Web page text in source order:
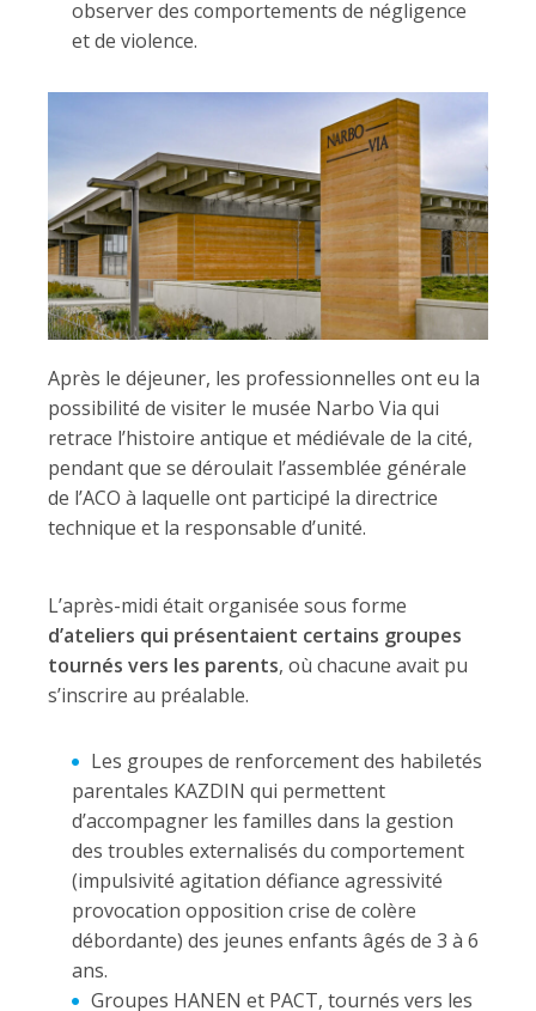
observer des comportements de négligence
et de violence.
Après le déjeuner, les professionnelles ont eu la
possibilité de visiter le musée Narbo Via qui
retrace l’histoire antique et médiévale de la cité,
pendant que se déroulait l’assemblée générale
de l’ACO à laquelle ont participé la directrice
technique et la responsable d’unité.
L’après-midi était organisée sous forme
d’ateliers qui présentaient certains groupes
tournés vers les parents, où chacune avait pu
s’inscrire au préalable.
Les groupes de renforcement des habiletés
parentales KAZDIN qui permettent
d’accompagner les familles dans la gestion
des troubles externalisés du comportement
(impulsivité agitation défiance agressivité
provocation opposition crise de colère
débordante) des jeunes enfants âgés de 3 à 6
ans.
Groupes HANEN et PACT, tournés vers les